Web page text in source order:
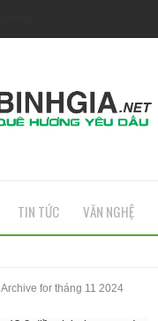
TIN TỨC VĂN NGHỆ
Archive for tháng 11 2024